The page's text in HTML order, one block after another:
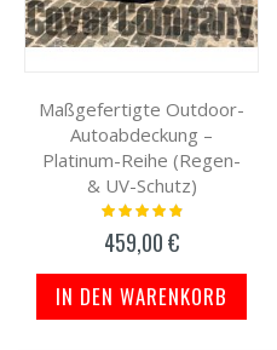
Maßgefertigte Outdoor-
Autoabdeckung –
Platinum-Reihe (Regen-
& UV-Schutz)
Bewertung:
459,00 €
IN DEN WARENKORB